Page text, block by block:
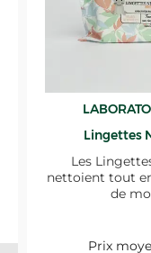
Lingettes
Les
nettoient tout
de
Prix